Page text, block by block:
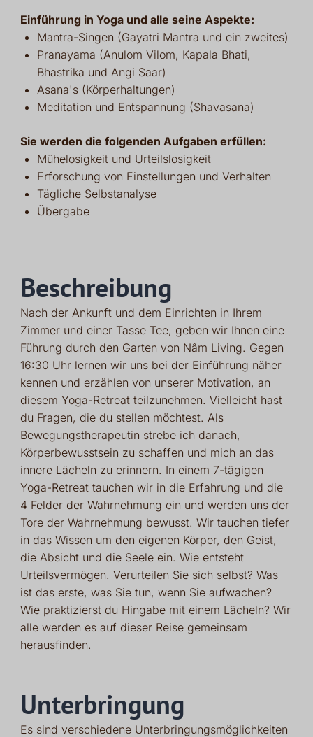
Einführung in Yoga und alle seine Aspekte:
Mantra-Singen (Gayatri Mantra und ein zweites)
Pranayama (Anulom Vilom, Kapala Bhati,
Bhastrika und Angi Saar)
Asana's (Körperhaltungen)
Meditation und Entspannung (Shavasana)
Sie werden die folgenden Aufgaben erfüllen:
Mühelosigkeit und Urteilslosigkeit
Erforschung von Einstellungen und Verhalten
Tägliche Selbstanalyse
Übergabe
Beschreibung
Nach der Ankunft und dem Einrichten in Ihrem
Zimmer und einer Tasse Tee, geben wir Ihnen eine
Führung durch den Garten von Nâm Living. Gegen
16:30 Uhr lernen wir uns bei der Einführung näher
kennen und erzählen von unserer Motivation, an
diesem Yoga-Retreat teilzunehmen. Vielleicht hast
du Fragen, die du stellen möchtest. Als
Bewegungstherapeutin strebe ich danach,
Körperbewusstsein zu schaffen und mich an das
innere Lächeln zu erinnern. In einem 7-tägigen
Yoga-Retreat tauchen wir in die Erfahrung und die
4 Felder der Wahrnehmung ein und werden uns der
Tore der Wahrnehmung bewusst. Wir tauchen tiefer
in das Wissen um den eigenen Körper, den Geist,
die Absicht und die Seele ein. Wie entsteht
Urteilsvermögen. Verurteilen Sie sich selbst? Was
ist das erste, was Sie tun, wenn Sie aufwachen?
Wie praktizierst du Hingabe mit einem Lächeln? Wir
alle werden es auf dieser Reise gemeinsam
herausfinden.
Unterbringung
Es sind verschiedene Unterbringungsmöglichkeiten